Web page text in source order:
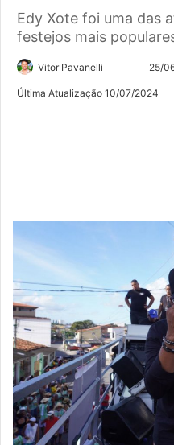
Edy Xote foi uma das
festejos mais
Vitor Pavanelli
no
Mande
um
25/
Última Atualização 10/07/2024